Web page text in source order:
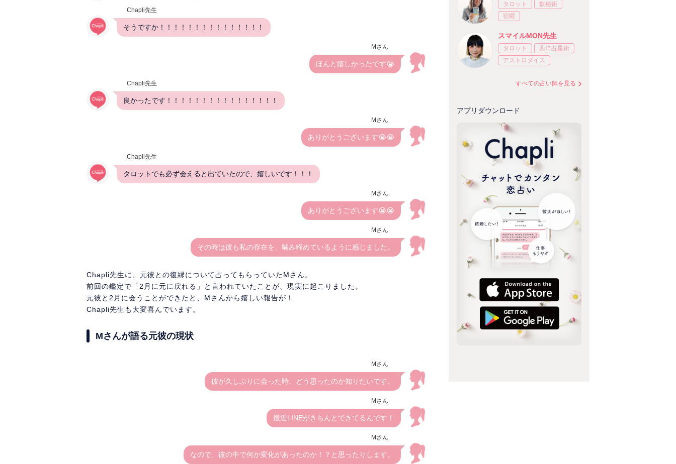
Chapli先生
そうですか！！！！！！！！！！！！！！！
Mさん
ほんと嬉しかったです😭
Chapli先生
良かったです！！！！！！！！！！！！！！！！
Mさん
ありがとうございます😭😭
Chapli先生
タロットでも必ず会えると出ていたので、嬉しいです！！！
Mさん
ありがとうございます😭😭
Mさん
その時は彼も私の存在を、噛み締めているように感じました。
Chapli先生に、元彼との復縁について占ってもらっていたMさん。
前回の鑑定で「2月に元に戻れる」と言われていたことが、現実に起こりました。
元彼と2月に会うことができたと、Mさんから嬉しい報告が！
Chapli先生も大変喜んでいます。
Mさんが語る元彼の現状
Mさん
彼が久しぶりに会った時、どう思ったのか知りたいです。
Mさん
最近LINEがきちんとできてるんです！
Mさん
なので、彼の中で何か変化があったのか！？と思ったりします。
タロット
数秘術
宿曜
スマイルMON先生
タロット
西洋占星術
アストロダイス
すべての占い師を見る
アプリダウンロード